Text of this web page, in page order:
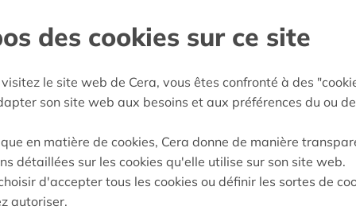
Approuvé
Cera contact
des cookies sur ce site
le site web de Cera, vous êtes confronté à des
son site web aux besoins et aux préférences du ou
en matière de cookies, Cera donne de manière
détaillées sur les cookies qu'elle utilise sur son site web.
d'accepter tous les cookies ou définir les sortes de
autoriser.